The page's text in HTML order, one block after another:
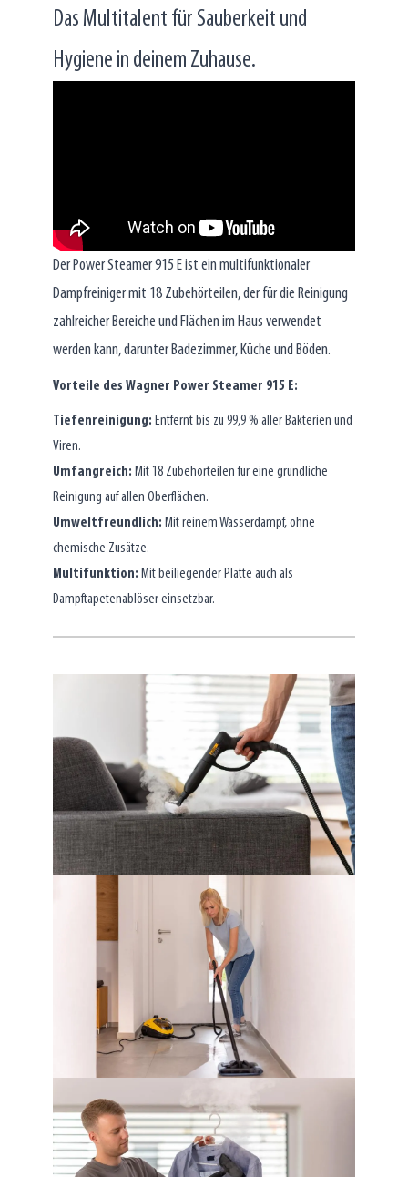
Das Multitalent für Sauberkeit und
Hygiene in deinem Zuhause.
Der Power Steamer 915 E ist ein multifunktionaler
Dampfreiniger mit 18 Zubehörteilen, der für die Reinigung
zahlreicher Bereiche und Flächen im Haus verwendet
werden kann, darunter Badezimmer, Küche und Böden.
Vorteile des Wagner Power Steamer 915 E:
Tiefenreinigung: Entfernt bis zu 99,9 % aller Bakterien und
Viren.
Umfangreich: Mit 18 Zubehörteilen für eine gründliche
Reinigung auf allen Oberflächen.
Umweltfreundlich: Mit reinem Wasserdampf, ohne
chemische Zusätze.
Multifunktion: Mit beiliegender Platte auch als
Dampftapetenablöser einsetzbar.